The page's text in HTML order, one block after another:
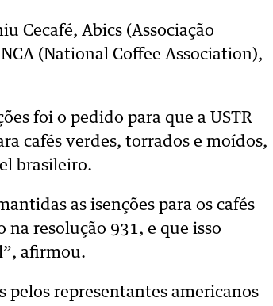
Cecafé, Abics (Associação
(National Coffee Association),
foi o pedido para que a USTR
cafés verdes, torrados e moídos,
brasileiro.
as isenções para os cafés
resolução 931, e que isso
afirmou.
pelos representantes americanos